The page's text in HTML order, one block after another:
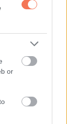
or